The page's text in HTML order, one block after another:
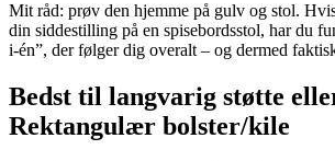
Mit råd: prøv den hjemme på gulv og stol.
din siddestilling på en spisebordsstol, har du
i-én”, der følger dig overalt – og dermed
Bedst til langvarig støtte
Rektangulær bolster/kile